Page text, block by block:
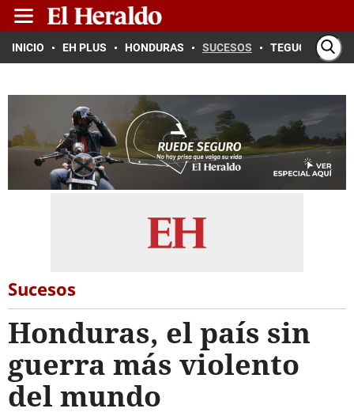
INICIO EH PLUS HONDURAS SUCESOS TEGUCIGALPA
Sucesos
Honduras, el país sin
guerra más violento
del mundo